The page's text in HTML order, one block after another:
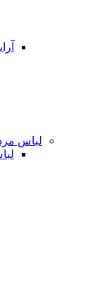
لباس